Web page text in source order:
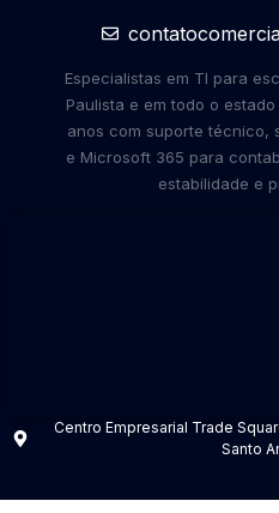
Especialistas em TI para
Paulista e em todo o
anos com suporte técnico,
e Microsoft 365 para
estabilidade e
Centro Empresarial Trade
Santo